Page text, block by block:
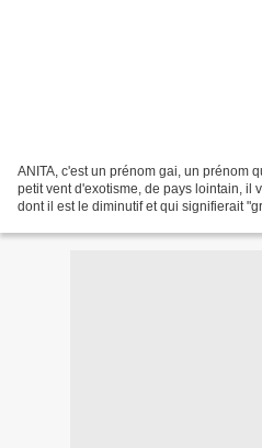
ANITA, c'est un prénom gai, un prénom
petit vent d'exotisme, de pays lointain, il
dont il est le diminutif et qui signifierait